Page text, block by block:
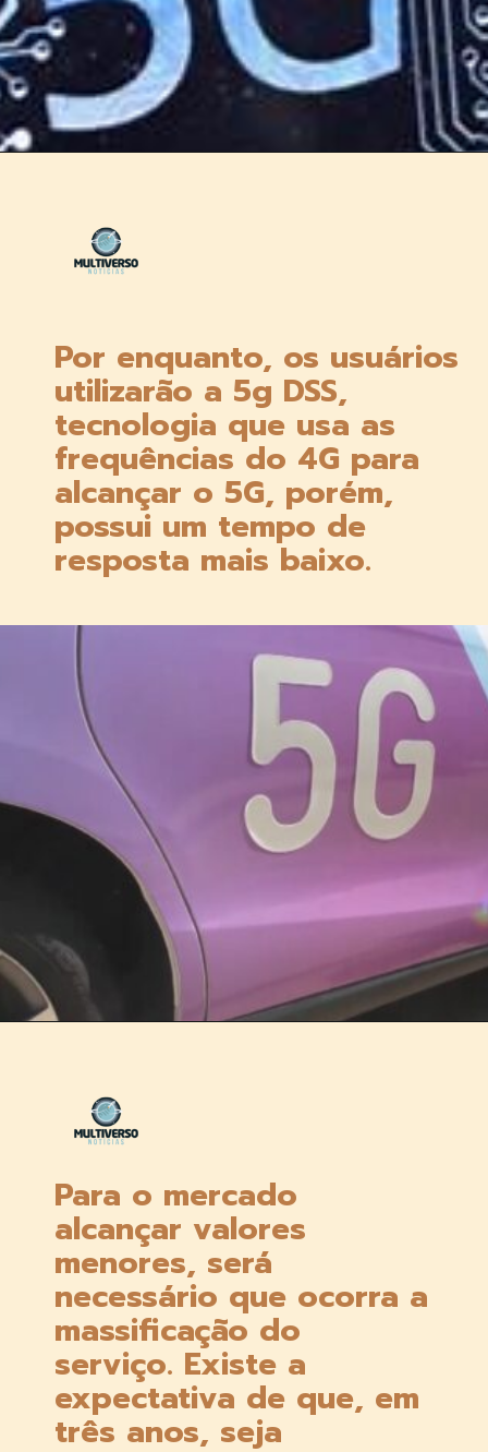
Por enquanto, os usuários
utilizarão a 5g DSS,
tecnologia que usa as
frequências do 4G para
alcançar o 5G, porém,
possui um tempo de
resposta mais baixo.
Para o mercado
alcançar valores
menores, será
necessário que ocorra a
massificação do
serviço. Existe a
expectativa de que, em
três anos, seja